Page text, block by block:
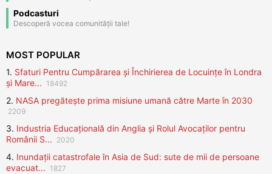
Podcasturi
Descoperă vocea comunității tale!
MOST POPULAR
1. Sfaturi Pentru Cumpărarea și Închirierea de Locuințe în Londra
și Mare... 18492
2. NASA pregătește prima misiune umană către Marte în 2030
2209
3. Industria Educațională din Anglia și Rolul Avocaților pentru
Românii S... 2020
4. Inundații catastrofale în Asia de Sud: sute de mii de persoane
evacuat... 1827